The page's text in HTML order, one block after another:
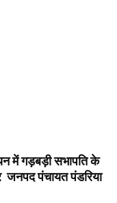
में गड़बड़ी सभापति के
जनपद पंचायत पंडरिया